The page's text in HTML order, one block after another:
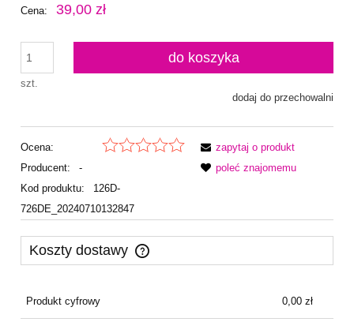
Cena: 39,00 zł
szt.
do koszyka
dodaj do przechowalni
Ocena:
Producent:
-
Kod produktu:
126D-
726DE_20240710132847
zapytaj o produkt
poleć znajomemu
Koszty dostawy
Cena nie zawiera ewentualnych kosztów płatności
Produkt cyfrowy 0,00 zł